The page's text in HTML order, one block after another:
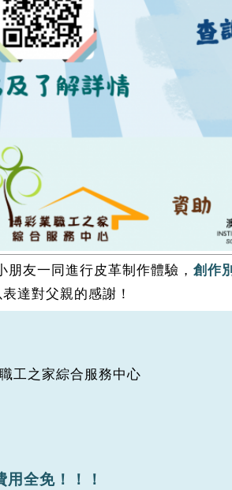
朋友一同進行皮革制作體驗，創作
表達對父親的感謝！
工之家綜合服務中心
用全免！！！